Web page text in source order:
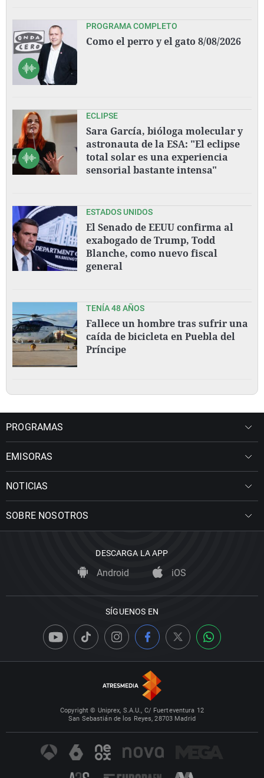
PROGRAMA COMPLETO
Como el perro y el gato 8/08/2026
ECLIPSE
Sara García, bióloga molecular y
astronauta de la ESA: "El eclipse
total solar es una experiencia
sensorial bastante intensa"
ESTADOS UNIDOS
El Senado de EEUU confirma al
exabogado de Trump, Todd
Blanche, como nuevo fiscal
general
TENÍA 48 AÑOS
Fallece un hombre tras sufrir una
caída de bicicleta en Puebla del
Príncipe
PROGRAMAS
EMISORAS
NOTICIAS
SOBRE NOSOTROS
DESCARGA LA APP
Android iOS
SÍGUENOS EN
Copyright © Uniprex, S.A.U., C/ Fuerteventura 12
San Sebastián de los Reyes, 28703 Madrid